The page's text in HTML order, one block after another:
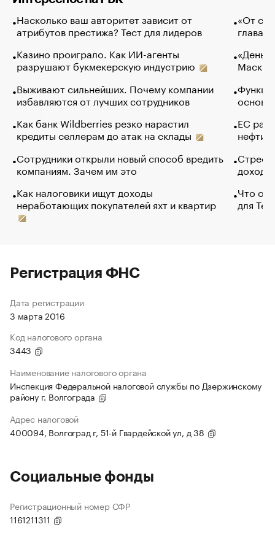
Насколько ваш авторитет зависит от
атрибутов престижа? Тест для лидеров
Казино проиграло. Как ИИ-агенты
разрушают букмекерскую индустрию
Выживают сильнейших. Почему компании
избавляются от лучших сотрудников
Как банк Wildberries резко нарастил
кредиты селлерам до атак на склады
Сотрудники открыли новый способ вредить
компаниям. Зачем им это
Как налоговики ищут доходы
неработающих покупателей яхт и квартир
«От
глава
Маск в
основ
ЕС
нефти
Что
для
Регистрация ФНС
Дата регистрации
3 марта 2016
Код налогового органа
3443
Наименование налогового органа
Инспекция Федеральной налоговой службы по Дзержинскому
району г. Волгограда
Адрес налоговой
400094, Волгоград г, 51-й Гвардейской ул, д 38
Социальные фонды
Регистрационный номер СФР
1161211311